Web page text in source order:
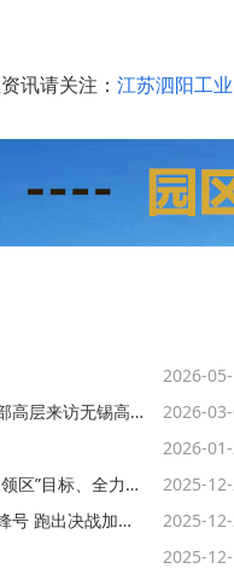
讯请关注： 江苏泗阳工
2026-
艾迈斯欧司朗集团光电半导体事业部高层来访无锡高新区
2026-
2026-
苏宿工业园区锚定“新质生产催生引领区”目标、全力竞逐低空经济新赛道
2025-
王集循环经济产业园：吹响生产冲锋号 跑出决战加速度
2025-
2025-